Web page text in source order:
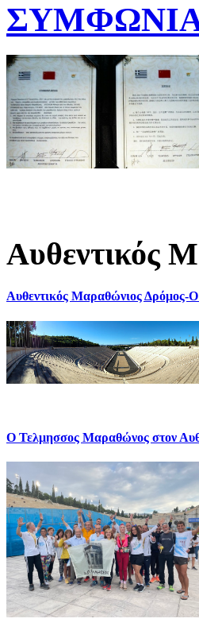
Αυθεντικός
Αυθεντικός Μαραθώνιος Δρόμος-
Ο Τελμησσος Μαραθώνος στον